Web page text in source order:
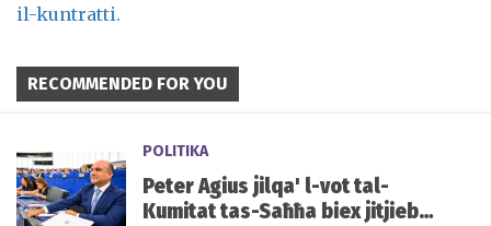
il-kuntratti.
RECOMMENDED FOR YOU
POLITIKA
Peter Agius jilqa' l-vot tal-
Kumitat tas-Saħħa biex jitjiebu